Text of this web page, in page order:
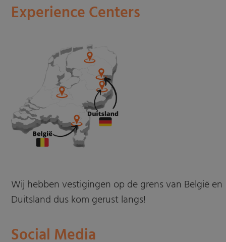
Experience Centers
Wij hebben vestigingen op de grens van België en
Duitsland dus kom gerust langs!
Social Media